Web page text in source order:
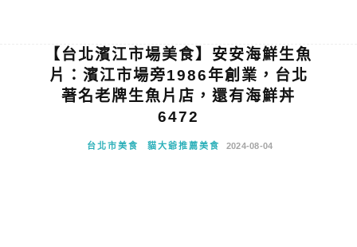
【台北濱江市場美食】安安海鮮生魚
片：濱江市場旁1986年創業，台北
著名老牌生魚片店，還有海鮮丼
6472
台北市美食 貓大爺推薦美食 2024-08-04